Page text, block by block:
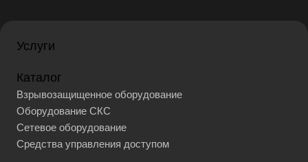
Услуги
Каталог
Взрывозащищенное оборудование
Оборудование СКС
Сетевое оборудование
Средства управления доступом